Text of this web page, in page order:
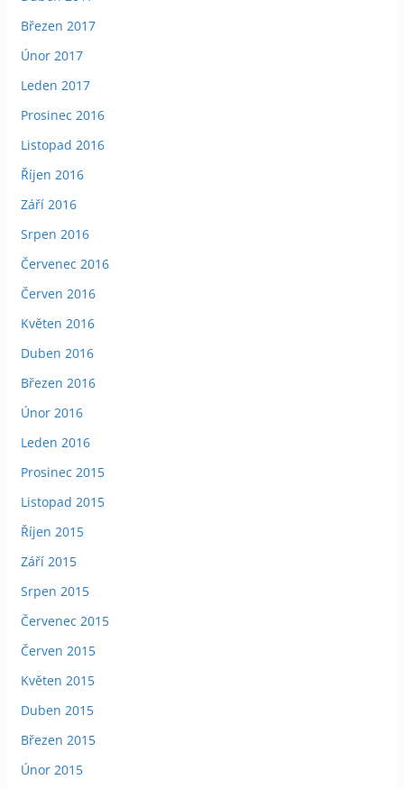
Březen 2017
Únor 2017
Leden 2017
Prosinec 2016
Listopad 2016
Říjen 2016
Září 2016
Srpen 2016
Červenec 2016
Červen 2016
Květen 2016
Duben 2016
Březen 2016
Únor 2016
Leden 2016
Prosinec 2015
Listopad 2015
Říjen 2015
Září 2015
Srpen 2015
Červenec 2015
Červen 2015
Květen 2015
Duben 2015
Březen 2015
Únor 2015